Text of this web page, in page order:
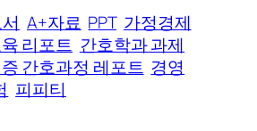
A+자료 PPT 가정경제
리포트 간호학과 과제
간호과정 레포트 경영
피피티